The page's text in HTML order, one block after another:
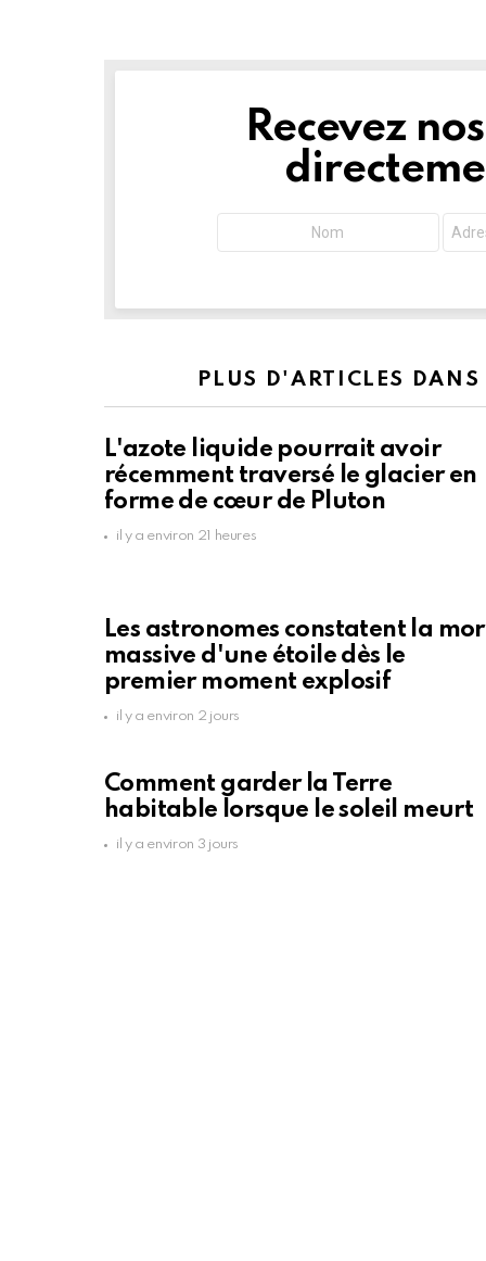
NEWSLETTERRecevez
PLUS D'ARTICLES DANS
L'azote liquide pourrait avoir
récemment traversé le glacier en
forme de cœur de Pluton
il y a environ 21 heures
Les astronomes constatent la
massive d'une étoile dès le
premier moment explosif
il y a environ 2 jours
Comment garder la Terre
habitable lorsque le soleil meurt
il y a environ 3 jours